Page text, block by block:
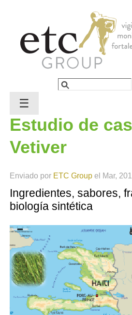
Formulario de búsqueda
Buscar
Estudio de
Vetiver
Enviado por ETC Group el Mar,
Ingredientes, sabores,
biología sintética
☰